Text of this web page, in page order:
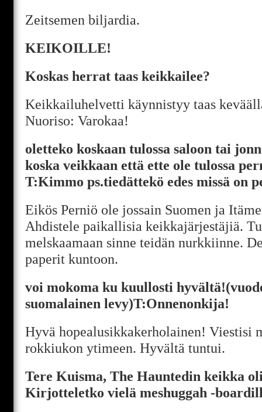
Zeitsemen biljardia.
KEIKOILLE!
Koskas herrat taas keikkailee?
Keikkailuhelvetti käynnistyy taas
Nuoriso: Varokaa!
oletteko koskaan tulossa saloon tai
koska veikkaan että ette ole tulossa
T:Kimmo ps.tiedättekö edes missä on
Eikös Perniö ole jossain Suomen ja
Ahdistele paikallisia keikkajärjestäjiä.
melskaamaan sinne teidän nurkkiinne.
paperit kuntoon.
voi mokoma ku kuullosti
suomalainen levy)T:Onnenonkija!
Hyvä hopealusikkakerholainen! Viestisi
rokkiukon ytimeen. Hyvältä tuntui.
Tere Kuisma, The Hauntedin keikka
Kirjotteletko vielä meshuggah -